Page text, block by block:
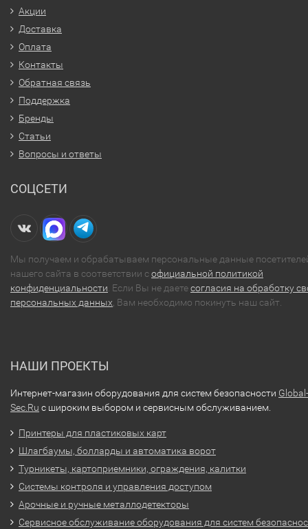
Акции
Доставка
Оплата
Контакты
Обратная связь
Поддержка
Бренды
Статьи
Вопросы и ответы
СОЦСЕТИ
Мы получаем и обрабатываем персональные данные
нашего сайта в соответствии софициальной политикой
конфиденциальности . Если Вы не даетесогласия на обработку
персональных данных , Вам необходимо покинуть наш сайт.
НАШИ ПРОЕКТЫ
Интернет-магазин оборудования для систем безопасности Global-
Sec.Ru с широким выбором и сервисным обслуживанием.
Принтеры для пластиковых карт
Шлагбаумы, болларды и автоматика ворот
Турникеты, картоприемники, ограждения, калитки
Системы контроля и управления доступом
Арочные и ручные металлодетекторы
Сервисное обслуживание оборудования для систем